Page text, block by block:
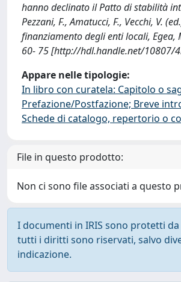
hanno declinato il Patto di stabilità
Pezzani, F., Amatucci, F., Vecchi, V.
finanziamento degli enti locali, Egea,
60- 75 [http://hdl.handle.net/10807/
Appare nelle tipologie:
In libro con curatela: Capitolo o
Prefazione/Postfazione; Breve
Schede di catalogo, repertorio o
File in questo prodotto:
Non ci sono file associati a questo
I documenti in IRIS sono protetti
tutti i diritti sono riservati, salvo
indicazione.